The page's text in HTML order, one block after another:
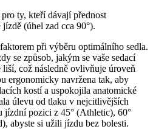
ty, kteří dávají přednost
(úhel zad cca 90°).
při výběru optimálního sedla.
se způsob, jakým se vaše sedací
což následně ovlivňuje úroveň
ergonomicky navržena tak, aby
kostí a uspokojila anatomické
úlevu od tlaku v nejcitlivějších
jízdní pozici z 45° (Athletic), 60°
abyste si užili jízdu bez bolesti.